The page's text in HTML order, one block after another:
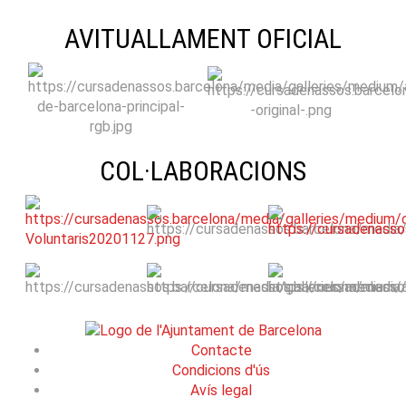
AVITUALLAMENT OFICIAL
COL·LABORACIONS
Contacte
Condicions d'ús
Avís legal